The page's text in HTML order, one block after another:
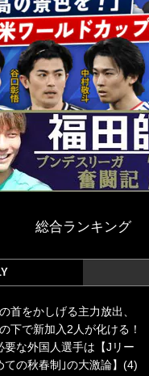
総合ランキング
首をかしげる主力放出、
下で新加入2人が化ける！
要な外国人選手は【Jリー
ての秋春制｣の大激論】(4)